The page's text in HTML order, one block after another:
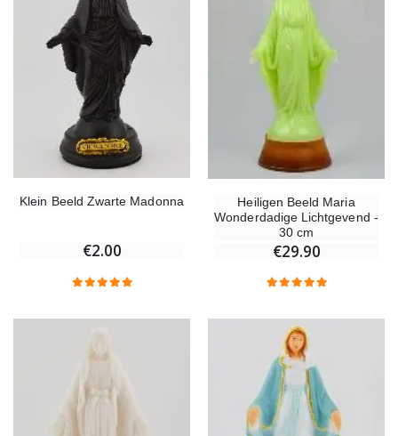
Klein Beeld Zwarte Madonna
€2.00
Heiligen Beeld Maria
Wonderdadige Lichtgevend -
30 cm
€29.90